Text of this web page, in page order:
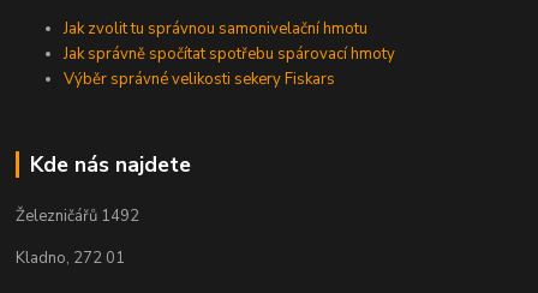
Jak zvolit tu správnou samonivelační hmotu
Jak správně spočítat spotřebu spárovací hmoty
Výběr správné velikosti sekery Fiskars
Kde nás najdete
Železničářů 1492
Kladno, 272 01